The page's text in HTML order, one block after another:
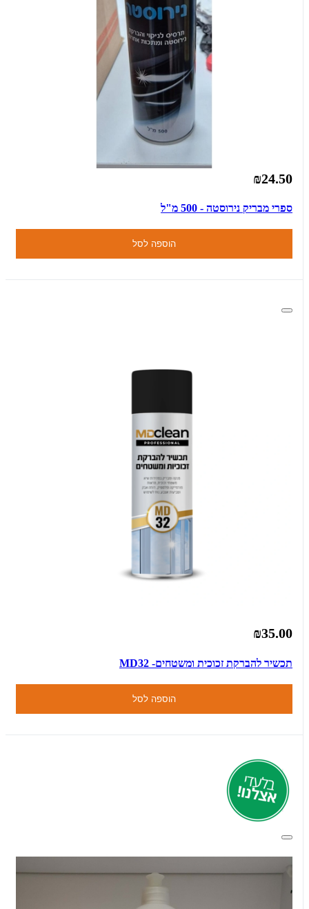
₪24.50
ספרי מבריק נירוסטה - 500 מ"ל
הוספה לסל
₪35.00
תכשיר להברקת זכוכית ומשטחים- MD32
הוספה לסל